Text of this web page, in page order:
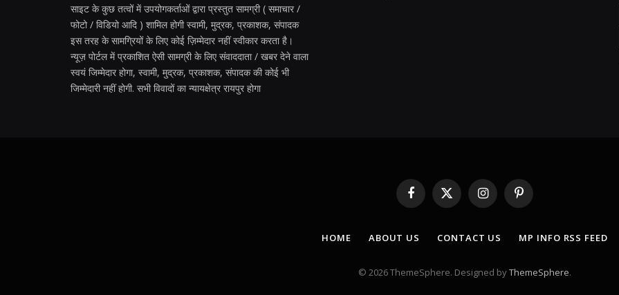
साइट के कुछ तत्वों में उपयोगकर्ताओं द्वारा प्रस्तुत सामग्री ( समाचार /
फोटो / विडियो आदि ) शामिल होगी स्वामी, मुद्रक, प्रकाशक, संपादक
इस तरह के सामग्रियों के लिए कोई ज़िम्मेदार नहीं स्वीकार करता है।
न्यूज़ पोर्टल में प्रकाशित ऐसी सामग्री के लिए संवाददाता / खबर देने वाला
स्वयं जिम्मेदार होगा, स्वामी, मुद्रक, प्रकाशक, संपादक की कोई भी
जिम्मेदारी नहीं होगी. सभी विवादों का न्यायक्षेत्र रायपुर होगा
Facebook
X
(Twitter)
InstagramPinterest
HOME ABOUT US CONTACT US MP INFO RSS FEED
© 2026 ThemeSphere. Designed byThemeSphere.